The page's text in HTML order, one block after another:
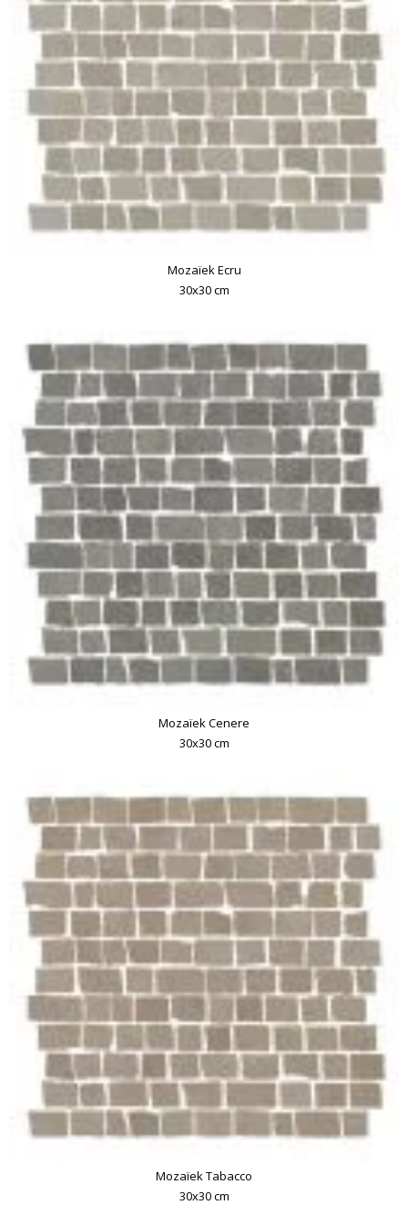
Mozaïek Ecru
30x30 cm
Mozaïek Cenere
30x30 cm
Mozaïek Tabacco
30x30 cm